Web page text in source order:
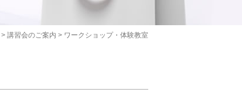
> 講習会のご案内 > ワークショップ・体験教室